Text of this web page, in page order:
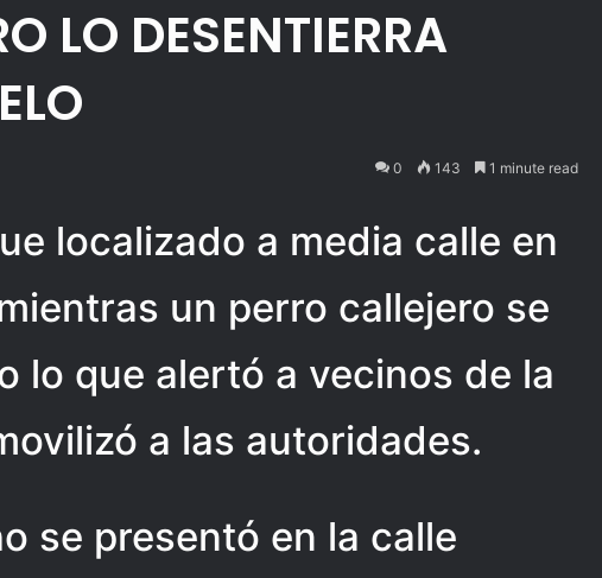
LO DESENTIERRA
0 143 1 minute read
localizado a media calle en
un perro callejero se
lo que alertó a vecinos de la
a las autoridades.
se presentó en la calle